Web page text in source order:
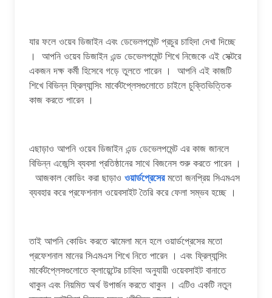
যার ফলে ওয়েব ডিজাইন এবং ডেভেলপমেন্ট প্রচুর চাহিদা দেখা দিচ্ছে
। আপনি ওয়েব ডিজাইন এন্ড ডেভেলপমেন্ট শিখে নিজেকে এই সেক্টরে
একজন দক্ষ কর্মী হিসেবে গড়ে তুলতে পারেন । আপনি এই কাজটি
শিখে বিভিন্ন ফ্রিল্যান্সিং মার্কেটপ্লেসগুলোতে চাইলে চুক্তিভিত্তিক
কাজ করতে পারেন ।
এছাড়াও আপনি ওয়েব ডিজাইন এন্ড ডেভেলপমেন্ট এর কাজ জানলে
বিভিন্ন এজেন্সি ব্যবসা প্রতিষ্ঠানের সাথে বিজনেস শুরু করতে পারেন ।
আজকাল কোডিং করা ছাড়াও ওয়ার্ডপ্রেসেরমতো জনপ্রিয় সিএমএস
ব্যবহার করে প্রফেশনাল ওয়েবসাইট তৈরি করে ফেলা সম্ভব হচ্ছে ।
তাই আপনি কোডিং করতে ঝামেলা মনে হলে ওয়ার্ডপ্রেসের মতো
প্রফেশনাল মানের সিএমএস শিখে নিতে পারেন । এবং ফ্রিল্যান্সিং
মার্কেটপ্লেসগুলোতে ক্লায়েন্টের চাহিদা অনুযায়ী ওয়েবসাইট বানাতে
থাকুন এবং নিয়মিত অর্থ উপার্জন করতে থাকুন । এটিও একটি নতুন